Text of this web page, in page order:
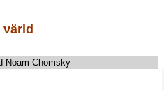
Noam Chomsky